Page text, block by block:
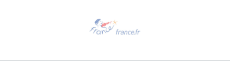
Stuur ons een e-mail